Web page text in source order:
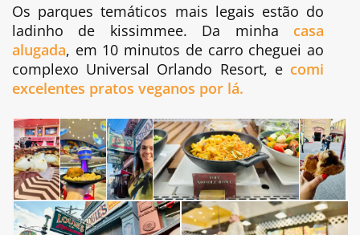
Os parques temáticos mais legais estão do
ladinho de kissimmee. Da minha casa
alugada, em 10 minutos de carro cheguei ao
complexo Universal Orlando Resort, e comi
excelentes pratos veganos por lá.